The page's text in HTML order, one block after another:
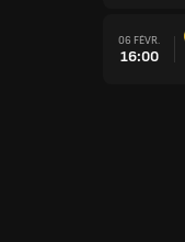
06 FÉVR.
16:00